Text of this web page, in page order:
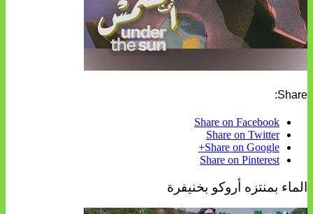
Share:
Share on Facebook
Share on Twitter
Share on Google+
Share on Pinterest
الماء بمنتزه أروكو بخنيفرة